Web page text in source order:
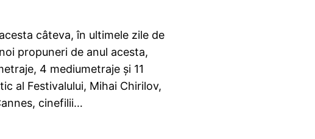
câteva, în ultimele zile de
propuneri de anul acesta,
4 mediumetraje şi 11
al Festivalului, Mihai Chirilov,
cinefilii…